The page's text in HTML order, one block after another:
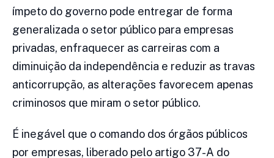
ímpeto do governo pode entregar de forma
generalizada o setor público para empresas
privadas, enfraquecer as carreiras com a
diminuição da independência e reduzir as travas
anticorrupção, as alterações favorecem apenas
criminosos que miram o setor público.
É inegável que o comando dos órgãos públicos
por empresas, liberado pelo artigo 37-A do